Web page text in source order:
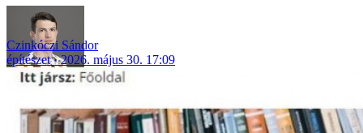
Czinkóczi Sándor
építészet
2026. május 30. 17:09